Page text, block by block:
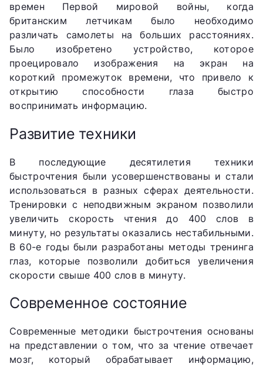
времен Первой мировой войны, когда
британским летчикам было необходимо
различать самолеты на больших расстояниях.
Было изобретено устройство, которое
проецировало изображения на экран на
короткий промежуток времени, что привело к
открытию способности глаза быстро
воспринимать информацию.
Развитие техники
В последующие десятилетия техники
быстрочтения были усовершенствованы и стали
использоваться в разных сферах деятельности.
Тренировки с неподвижным экраном позволили
увеличить скорость чтения до 400 слов в
минуту, но результаты оказались нестабильными.
В 60-е годы были разработаны методы тренинга
глаз, которые позволили добиться увеличения
скорости свыше 400 слов в минуту.
Современное состояние
Современные методики быстрочтения основаны
на представлении о том, что за чтение отвечает
мозг, который обрабатывает информацию,